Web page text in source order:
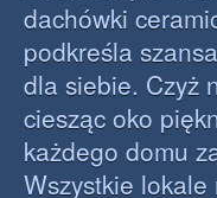
dachówki
podkreśla
dla siebie. Czyż
ciesząc oko
każdego domu
Wszystkie